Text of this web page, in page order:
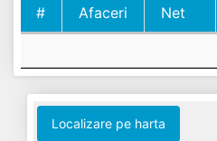
#
Afaceri
Net
Afaceri
Net
Localizare pe harta